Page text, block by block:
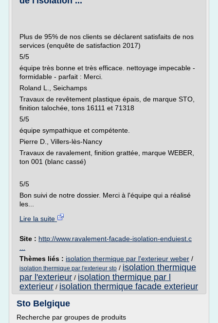
Plus de 95% de nos clients se déclarent satisfaits de nos
services (enquête de satisfaction 2017)
5/5
équipe très bonne et très efficace. nettoyage impecable -
formidable - parfait : Merci.
Roland L., Seichamps
Travaux de revêtement plastique épais, de marque STO,
finition talochée, tons 16111 et 71318
5/5
équipe sympathique et compétente.
Pierre D., Villers-lès-Nancy
Travaux de ravalement, finition grattée, marque WEBER,
ton 001 (blanc cassé)
5/5
Bon suivi de notre dossier. Merci à l'équipe qui a réalisé
les...
Lire la suite
Site : http://www.ravalement-facade-isolation-enduiest.c
Thèmes liés : isolation thermique par l'exterieur weber /
isolation thermique par l'exterieur sto / isolation thermique
par l'exterieur / isolation thermique par l
exterieur / isolation thermique facade exterieur
Sto Belgique
Recherche par groupes de produits